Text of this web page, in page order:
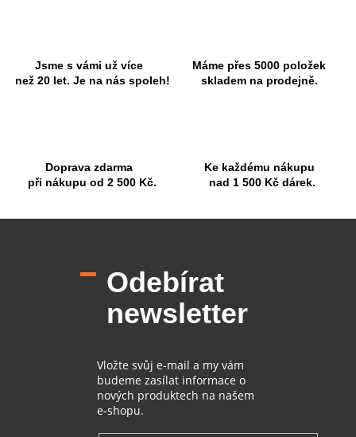
i
Jsme s vámi už více
než 20 let. Je na nás spoleh!
Máme přes 5000 položek
skladem na prodejně.
Doprava zdarma
při nákupu od 2 500 Kč.
Ke každému nákupu
nad 1 500 Kč dárek.
Odebírat
newsletter
Vložte svůj e-mail a my vám
budeme zasílat informace o
nových produktech na našem
e-shopu.